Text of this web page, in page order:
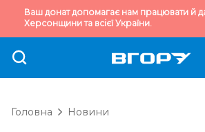
Ваш донат допомагає нам працювати й
Херсонщини та всієї України.
Головна Новини